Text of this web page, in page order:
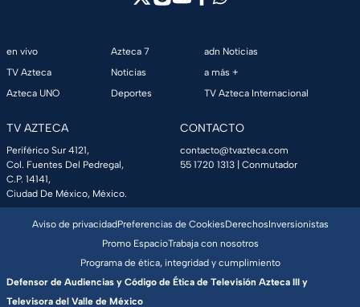
en vivo
TV Azteca
Azteca UNO
Azteca 7
Noticias
Deportes
adn Noticias
a más +
TV Azteca Internacional
TV AZTECA
Periférico Sur 4121,
Col. Fuentes Del Pedregal,
C.P. 14141,
Ciudad De México, México.
CONTACTO
contacto@tvazteca.com
55 1720 1313 | Conmutador
Aviso de privacidadPreferencias de CookiesDerechosInversionistas
Promo EspacioTrabaja con nosotros
Programa de ética, integridad y cumplimiento
Defensor de Audiencias y Código de Ética de Televisión Azteca III y
Televisora del Valle de México